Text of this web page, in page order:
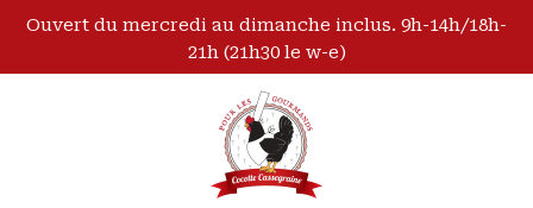
Ouvert du mercredi au dimanche inclus. 9h-14h/18h-
21h (21h30 le w-e)